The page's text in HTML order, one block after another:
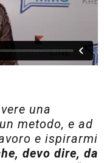
una
metodo, e ad
e ispirarmi
devo dire, da